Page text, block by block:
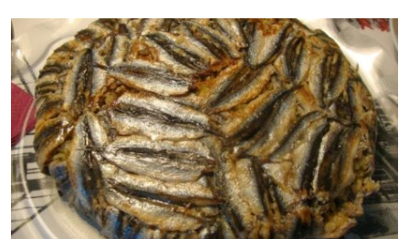
Mekan & Lezzet Rotaları
Temel Gıda ve Ürün Rehberleri
İçecek Kültürü & Barista
Yöresel Tarifler & Ev Yemekleri
Gıda Güvenliği & Sağlık
İçecek Kültürü & Rehberleri